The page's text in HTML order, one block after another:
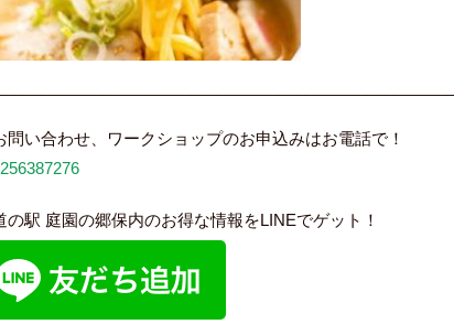
問い合わせ、ワークショップのお申込みはお電話で！
の駅 庭園の郷保内のお得な情報をLINEでゲット！